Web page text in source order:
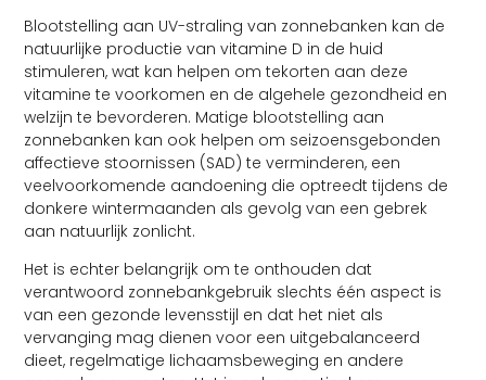
Blootstelling aan UV-straling van zonnebanken kan de
natuurlijke productie van vitamine D in de huid
stimuleren, wat kan helpen om tekorten aan deze
vitamine te voorkomen en de algehele gezondheid en
welzijn te bevorderen. Matige blootstelling aan
zonnebanken kan ook helpen om seizoensgebonden
affectieve stoornissen (SAD) te verminderen, een
veelvoorkomende aandoening die optreedt tijdens de
donkere wintermaanden als gevolg van een gebrek
aan natuurlijk zonlicht.
Het is echter belangrijk om te onthouden dat
verantwoord zonnebankgebruik slechts één aspect is
van een gezonde levensstijl en dat het niet als
vervanging mag dienen voor een uitgebalanceerd
dieet, regelmatige lichaamsbeweging en andere